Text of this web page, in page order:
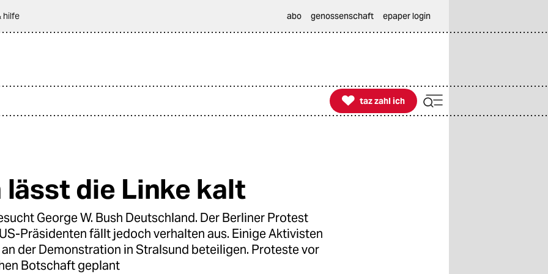
hilfe abo genossenschaft epaper login

taz zahl ich
taz zahl ich
lässt die Linke kalt
George W. Bush Deutschland. Der Berliner Protest
Präsidenten fällt jedoch verhalten aus. Einige Aktivisten
der Demonstration in Stralsund beteiligen. Proteste vor
Botschaft geplant